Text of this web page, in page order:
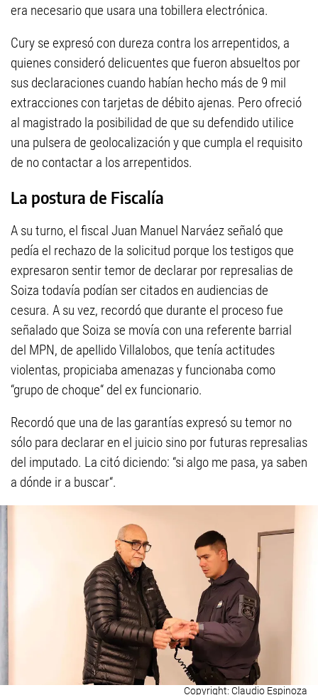
era necesario que usara una tobillera electrónica.
Cury se expresó con dureza contra los arrepentidos, a
quienes consideró delicuentes que fueron absueltos por
sus declaraciones cuando habían hecho más de 9 mil
extracciones con tarjetas de débito ajenas. Pero ofreció
al magistrado la posibilidad de que su defendido utilice
una pulsera de geolocalización y que cumpla el requisito
de no contactar a los arrepentidos.
La postura de Fiscalía
A su turno, el fiscal Juan Manuel Narváez señaló que
pedía el rechazo de la solicitud porque los testigos que
expresaron sentir temor de declarar por represalias de
Soiza todavía podían ser citados en audiencias de
cesura. A su vez, recordó que durante el proceso fue
señalado que Soiza se movía con una referente barrial
del MPN, de apellido Villalobos, que tenía actitudes
violentas, propiciaba amenazas y funcionaba como
“grupo de choque“ del ex funcionario.
Recordó que una de las garantías expresó su temor no
sólo para declarar en el juicio sino por futuras represalias
del imputado. La citó diciendo: “si algo me pasa, ya saben
a dónde ir a buscar“.
Claudio Espinoza